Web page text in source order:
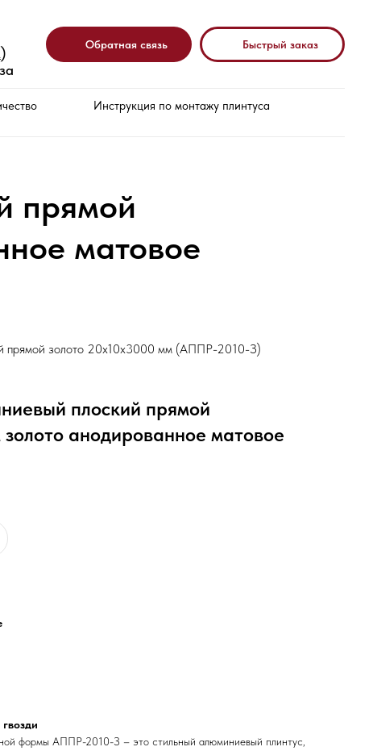
)
Обратная связь Быстрый заказ
Инструкция по монтажу плинтуса
прямой
матовое
прямой золото 20х10х3000 мм (АППР-2010-З)
плоский прямой
анодированное матовое
формы АППР-2010-З – это стильный алюминиевый плинтус,